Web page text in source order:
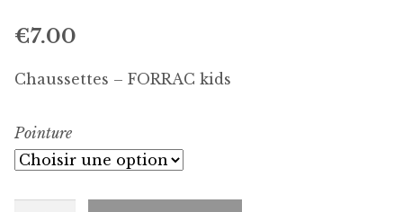
€7.00
Chaussettes – FORRAC kids
Pointure